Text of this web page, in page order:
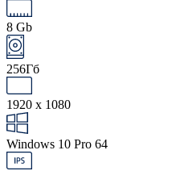
8 Gb
256Гб
1920 x 1080
Windows 10 Pro 64